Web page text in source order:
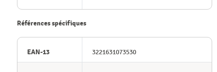
Références spécifiques
EAN-13 3221631073530